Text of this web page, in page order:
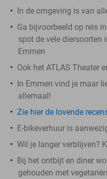
In de omgeving is van
Ga bijvoorbeeld op reis
spot de vele diersoorten
Emmen
Ook het ATLAS Theater
In Emmen vind je maar
allemaal!
Zie hier de lovende
E-bikeverhuur is
Wil je langer verblijven?
Bij het ontbijt en diner
gehouden met